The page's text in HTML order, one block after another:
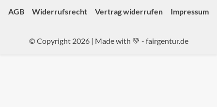
AGB
Widerrufsrecht Vertrag widerrufen Impressum
© Copyright 2026 | Made with 💚 - fairgentur.de